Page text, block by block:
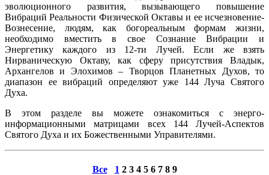
эволюционного развития, вызывающего повышение
Вибраций Реальности Физической Октавы и ее исчезновение-
Вознесение, людям, как богореальным формам жизни,
необходимо вместить в свое Сознание Вибрации и
Энергетику каждого из 12-ти Лучей. Если же взять
Нирваническую Октаву, как сферу присутствия Владык,
Архангелов и Элохимов – Творцов Планетных Духов, то
диапазон ее вибраций определяют уже 144 Луча Святого
Духа.
В этом разделе вы можете ознакомиться с энерго-
информационными матрицами всех 144 Лучей-Аспектов
Святого Духа и их Божественными Управителями.
Все 1 2 3 4 5 6 7 8 9